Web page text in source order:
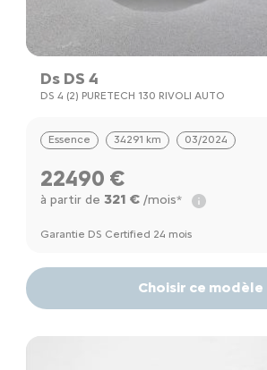
Ds DS 4
DS 4 (2) PURETECH 130 RIVOLI AUTO
Essence 34291 km 03/2024
22490 €
à partir de 321 €/mois*
Garantie DS Certified 24 mois
Choisir ce modèle